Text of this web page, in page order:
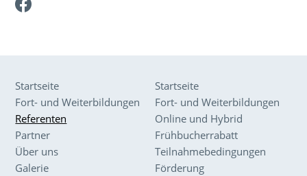
Startseite
Fort- und Weiterbildungen
Referenten
Partner
Über uns
Galerie
Startseite
Fort- und Weiterbildungen
Online und Hybrid
Frühbucherrabatt
Teilnahmebedingungen
Förderung